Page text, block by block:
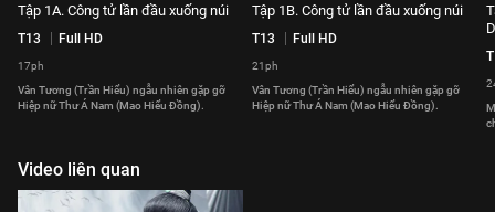
Tập 1A. Công tử lần đầu xuống núi
T13 Full HD
17ph
Vân Tương (Trần Hiểu) ngẫu nhiên gặp gỡ
Hiệp nữ Thư Á Nam (Mao Hiểu Đồng).
Tập 1B. Công tử lần đầu xuống núi
T13 Full HD
21ph
Vân Tương (Trần Hiểu) ngẫu nhiên gặp gỡ
Hiệp nữ Thư Á Nam (Mao Hiểu Đồng).
Video liên quan